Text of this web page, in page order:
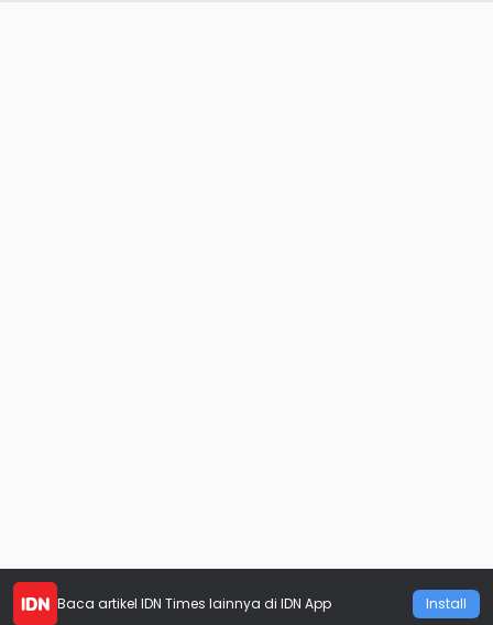
Baca artikel IDN Times lainnya di IDN App Install